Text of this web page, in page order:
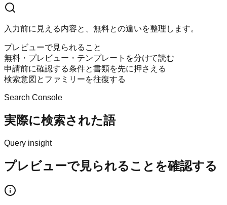
入力前に見える内容と、無料との違いを整理します。
プレビューで見られること
無料・プレビュー・テンプレートを分けて読む
申請前に確認する条件と書類を先に押さえる
検索意図とファミリーを往復する
Search Console
実際に検索された語
Query insight
プレビューで見られることを確認する